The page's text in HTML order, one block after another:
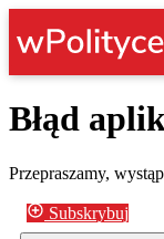
Błąd
Przepraszamy,
Subskrybuj